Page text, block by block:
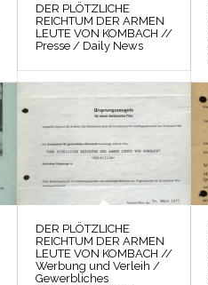
DER PLÖTZLICHE
REICHTUM DER ARMEN
LEUTE VON KOMBACH //
Presse / Daily News
DER PLÖTZLICHE
REICHTUM DER ARMEN
LEUTE VON KOMBACH //
Werbung und Verleih /
Gewerbliches